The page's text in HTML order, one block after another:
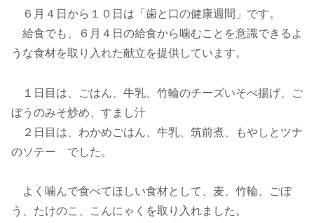
６月４日から１０日は「歯と口の健康週間」です。
給食でも、６月４日の給食から噛むことを意識できるよ
うな食材を取り入れた献立を提供しています。
１日目は、ごはん、牛乳、竹輪のチーズいそべ揚げ、ご
ぼうのみそ炒め、すまし汁
２日目は、わかめごはん、牛乳、筑前煮、もやしとツナ
のソテー でした。
よく噛んで食べてほしい食材として、麦、竹輪、ごぼ
う、たけのこ、こんにゃくを取り入れました。